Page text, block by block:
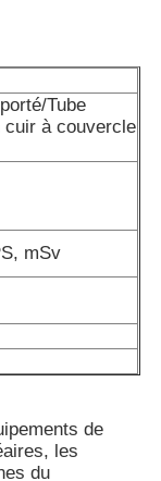
Tube
cuir à couvercle
mSv
de
les
du